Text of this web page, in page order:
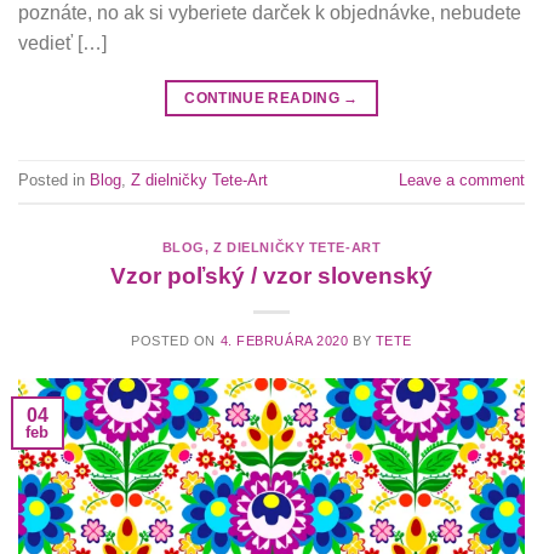
poznáte, no ak si vyberiete darček k objednávke, nebudete
vedieť […]
CONTINUE READING →
Posted in Blog, Z dielničky Tete-Art Leave a comment
BLOG,Z DIELNIČKY TETE-ART
Vzor poľský / vzor slovenský
POSTED ON 4. FEBRUÁRA 2020 BY TETE
04
feb